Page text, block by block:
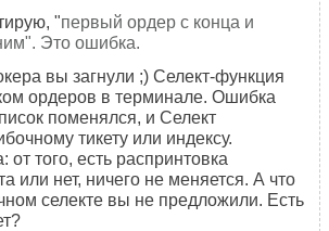
"первый ордер с конца и
Это ошибка.
вы загнули ;) Селект-функция
ордеров в терминале. Ошибка
поменялся, и Селект
тикету или индексу.
от того, есть распринтовка
или нет, ничего не меняется. А что
селекте вы не предложили. Есть